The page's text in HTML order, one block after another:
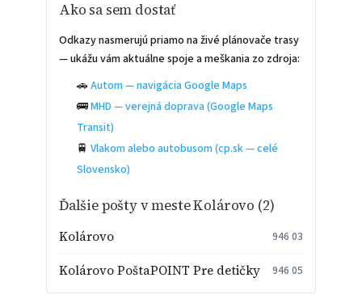
Ako sa sem dostať
Odkazy nasmerujú priamo na živé plánovače trasy
— ukážu vám aktuálne spoje a meškania zo zdroja:
🚗Autom — navigácia Google Maps
🚌MHD — verejná doprava (Google Maps
Transit)
🚆Vlakom alebo autobusom (cp.sk — celé
Slovensko)
Ďalšie pošty v meste Kolárovo (2)
Kolárovo 946 03
Kolárovo PoštaPOINT Pre detičky 946 05